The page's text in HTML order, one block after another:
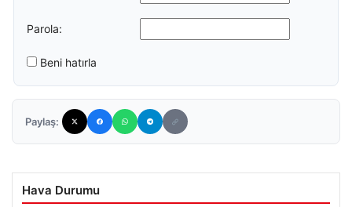
Parola:
Beni hatırla
Paylaş:
Hava Durumu